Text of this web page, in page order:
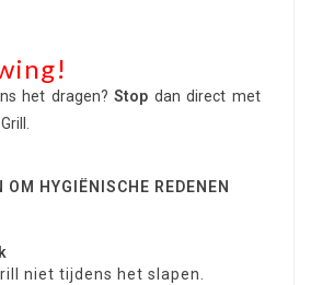
het dragen?Stop dan direct met
HYGIËNISCHE REDENEN
niet tijdens het slapen.